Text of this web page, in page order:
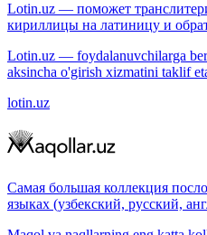
Lotin.uz — поможет
кириллицы на латиницу и
Lotin.uz — foydalanuvchilarga
aksincha o'girish xizmatini taklif
lotin.uz
Самая большая коллекция
языках (узбекский, русский,